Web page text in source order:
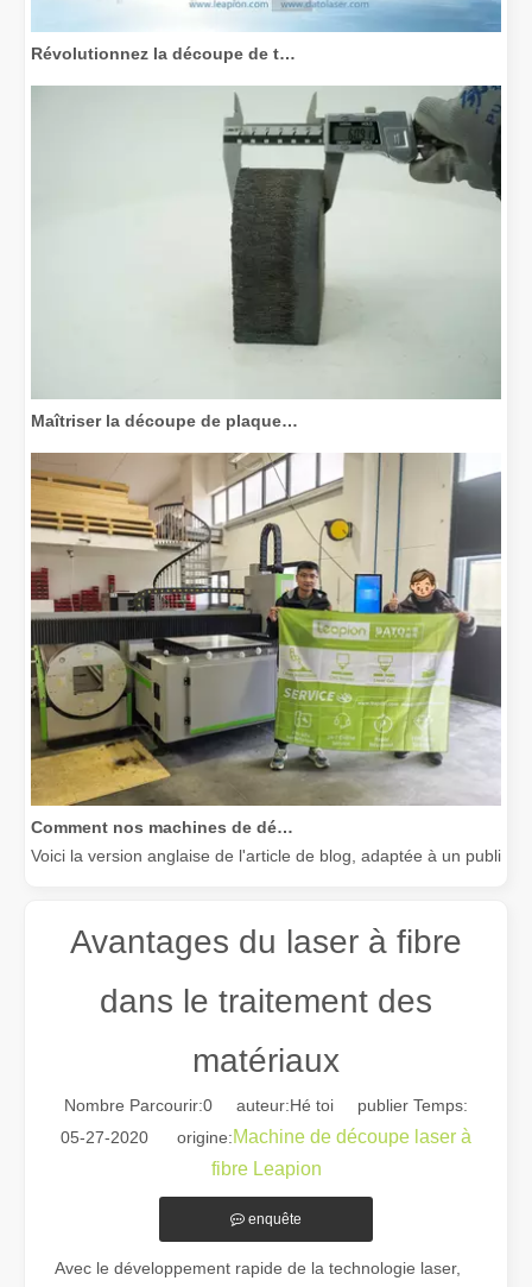
Voici la version anglaise de l'article de blog, adaptée à un public
Guide 2026 : Comment les machines de découpe de tubes au
Avantages du laser à fibre
dans le traitement des
matériaux
Nombre Parcourir:0 auteur:Hé toi publier Temps:
05-27-2020 origine:Machine de découpe laser à
fibre Leapion
enquête
Avec le développement rapide de la technologie laser,